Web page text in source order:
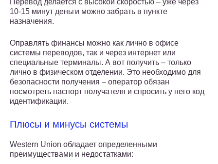
Перевод делается с высокой скоростью – уже через
10-15 минут деньги можно забрать в пункте
назначения.
Оправлять финансы можно как лично в офисе
системы переводов, так и через интернет или
специальные терминалы. А вот получить – только
лично в физическом отделении. Это необходимо для
безопасности получения – оператор обязан
посмотреть паспорт получателя и спросить у него код
идентификации.
Плюсы и минусы системы
Western Union обладает определенными
преимуществами и недостатками: